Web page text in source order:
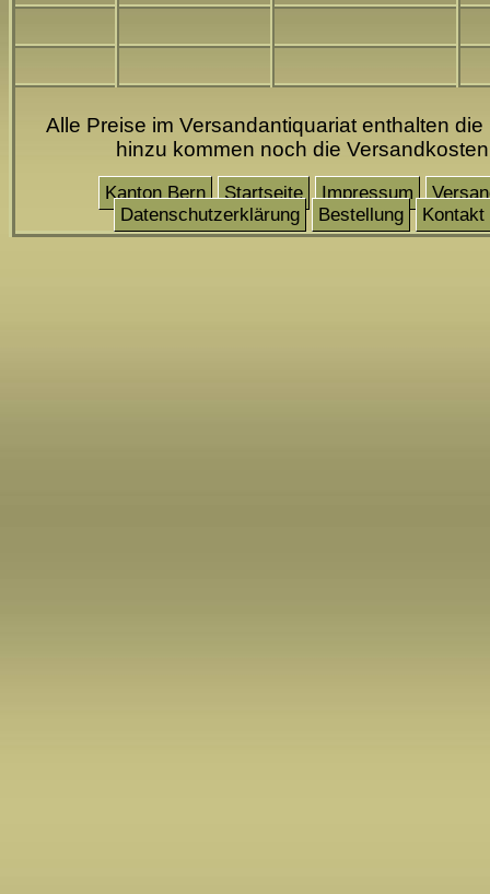
Alle Preise im Versandantiquariat enthalten die
hinzu kommen noch die Versandkosten
Kanton Bern Startseite Impressum
Datenschutzerklärung
Bestellung Kontakt